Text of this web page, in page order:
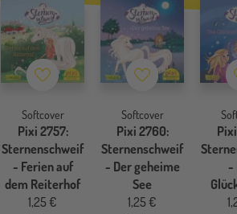
Merkzettel
Softcover
Pixi 2757:
Sternenschweif
- Ferien auf
dem Reiterhof
1,25 €
Merkzettel
Softcover
Pixi 2760:
Sternenschweif
- Der geheime
See
1,25 €
-